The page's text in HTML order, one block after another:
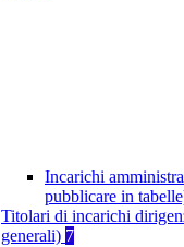
Incarichi
pubblicare in
Titolari di incarichi
generali) 7